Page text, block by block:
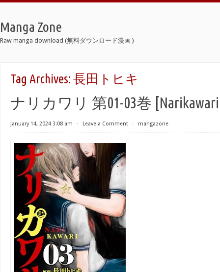
Manga Zone
Raw manga download (無料ダウンロード漫画 )
Tag Archives: 長田トヒキ
ナリカワリ 第01-03巻 [Narikawari
January 14, 2024 3:08 am ⋅ Leave a Comment ⋅ mangazone